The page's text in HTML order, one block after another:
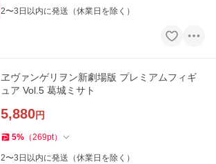
2〜3日以内に発送（休業日を除く）
ヱヴァンゲリヲン新劇場版 プレミアムフィギ
ュア Vol.5 葛城ミサト
5,880円
5% （269pt）
2〜3日以内に発送（休業日を除く）